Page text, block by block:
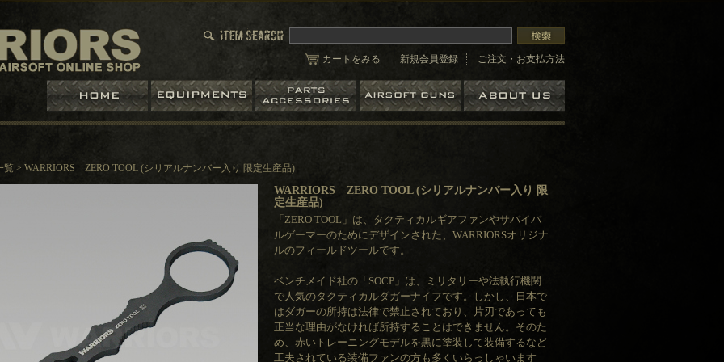
カートをみる 新規会員登録 ご注文・お支払方法
覧 > WARRIORS ZERO TOOL (シリアルナンバー入り 限定生産品)
WARRIORS ZERO TOOL (シリアルナンバー入り 限
定生産品)
「ZERO TOOL」は、タクティカルギアファンやサバイバ
ルゲーマーのためにデザインされた、WARRIORSオリジナ
ルのフィールドツールです。
ベンチメイド社の「SOCP」は、ミリタリーや法執行機関
で人気のタクティカルダガーナイフです。しかし、日本で
はダガーの所持は法律で禁止されており、片刃であっても
正当な理由がなければ所持することはできません。そのた
め、赤いトレーニングモデルを黒に塗装して装備するなど
工夫されている装備ファンの方も多くいらっしゃいます